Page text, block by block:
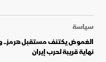
سياسة
الغموض يكتنف مستقبل هرمز..
نهاية قريبة لحرب إيران